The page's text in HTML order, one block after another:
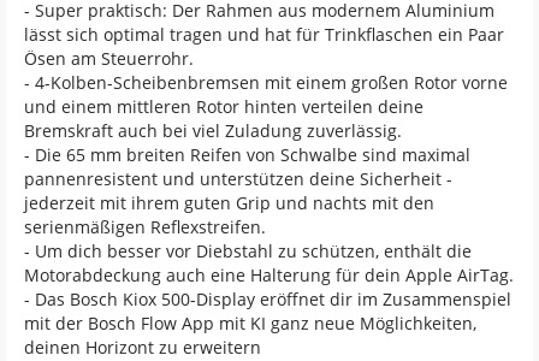
- Super praktisch: Der Rahmen aus modernem Aluminium
lässt sich optimal tragen und hat für Trinkflaschen ein Paar
Ösen am Steuerrohr.
- 4-Kolben-Scheibenbremsen mit einem großen Rotor vorne
und einem mittleren Rotor hinten verteilen deine
Bremskraft auch bei viel Zuladung zuverlässig.
- Die 65 mm breiten Reifen von Schwalbe sind maximal
pannenresistent und unterstützen deine Sicherheit -
jederzeit mit ihrem guten Grip und nachts mit den
serienmäßigen Reflexstreifen.
- Um dich besser vor Diebstahl zu schützen, enthält die
Motorabdeckung auch eine Halterung für dein Apple AirTag.
- Das Bosch Kiox 500-Display eröffnet dir im Zusammenspiel
mit der Bosch Flow App mit KI ganz neue Möglichkeiten,
deinen Horizont zu erweitern